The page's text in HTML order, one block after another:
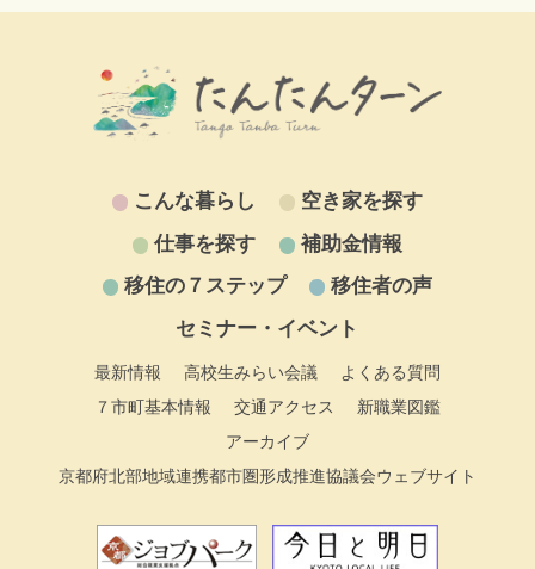
こんな暮らし
空き家を探す
仕事を探す
補助金情報
移住の７ステップ
移住者の声
セミナー・イベント
最新情報 高校生みらい会議
よくある質問
７市町基本情報
交通アクセス
新職業図鑑
アーカイブ
京都府北部地域連携都市圏形成推進協議会ウェブサイト